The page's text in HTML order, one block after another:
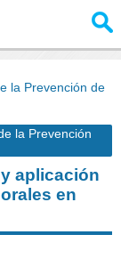
la Prevención de
la Prevención
aplicación
en